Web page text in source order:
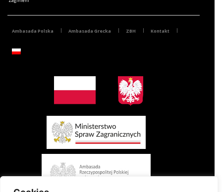
Ambasada Polska Ambasada Grecka ZBH Kontakt